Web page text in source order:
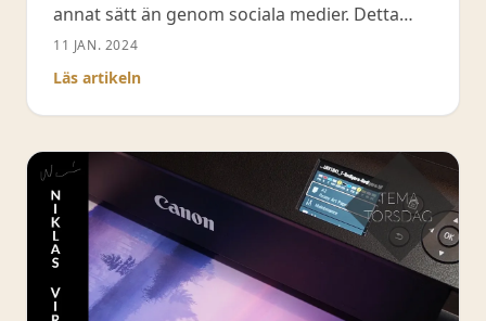
annat sätt än genom sociala medier. Detta
genom att använda nyhetsbrev för att nå ut
till en dedikerad publik som aktivt har valt att
algoritmer styr vilka som ser ens
11 JAN. 2024
Läs artikeln